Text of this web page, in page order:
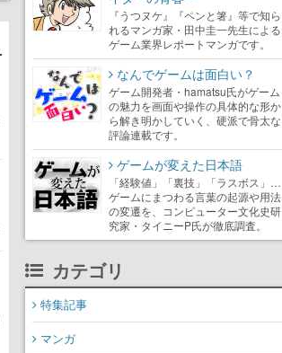
『うつヌケ』『ペンと箸』等で知ら
れるマンガ家・田中圭一先生による
ゲーム業界レポートマンガです。
なんでゲームは面白い？
ゲーム開発者・hamatsu氏がゲーム
の魅力を画面や操作の具体的な形か
ら解き明かしていく、硬派で骨太な
評論連載です。
ゲームが変えた日本語
「経験値」「裏技」「ラスボス」…
ゲームにまつわる言葉の起源や用法
の変遷を、コンピューター文化史研
究家・タイニーP氏が徹底調査。
カテゴリ
特集記事
マンガ